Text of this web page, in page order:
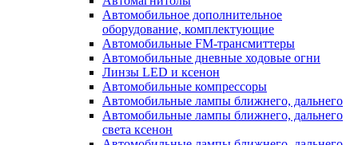
Автомобильное дополнительное
оборудование, комплектующие
Автомобильные FM-трансмиттеры
Автомобильные дневные ходовые огни
Линзы LED и ксенон
Автомобильные компрессоры
Автомобильные лампы ближнего, дальнего
Автомобильные лампы ближнего, дальнего
света ксенон